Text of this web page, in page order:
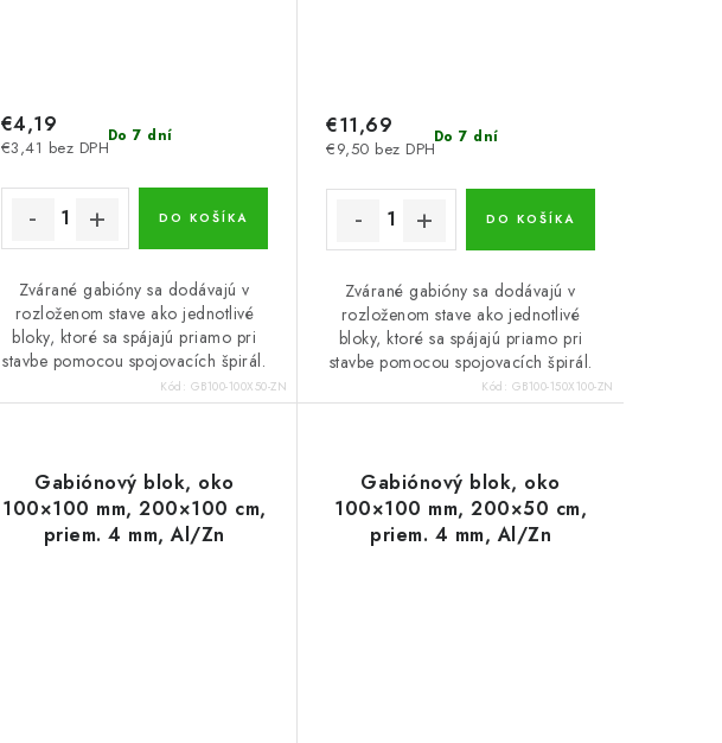
Do 7 dní
€3,41 bez DPH
€4,19
DO KOŠÍKA
Zvárané gabióny sa dodávajú v
rozloženom stave ako jednotlivé
bloky, ktoré sa spájajú priamo pri
stavbe pomocou spojovacích špirál.
Kód: GB100-100X50-ZN
Do 7 dní
€9,50 bez DPH
€11,69
DO KOŠÍKA
Zvárané gabióny sa dodávajú v
rozloženom stave ako jednotlivé
bloky, ktoré sa spájajú priamo pri
stavbe pomocou spojovacích špirál.
Kód: GB100-150X100-ZN
Gabiónový blok, oko
100×100 mm, 200×100 cm,
priem. 4 mm, Al/Zn
Gabiónový blok, oko
100×100 mm, 200×50 cm,
priem. 4 mm, Al/Zn